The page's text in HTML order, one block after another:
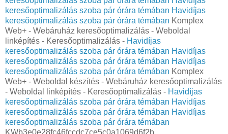
keresőoptimalizálás szoba pár órára témában Havidíjas
keresőoptimalizálás szoba pár órára témában Komplex
Web+ - Webáruház keresőoptimalizálás - Weboldal
linképítés - Keresőoptimalizálás - Havidíjas
keresőoptimalizálás szoba pár órára témában Havidíjas
keresőoptimalizálás szoba pár órára témában Havidíjas
keresőoptimalizálás szoba pár órára témában Komplex
Web+ - Weboldal készítés - Webáruház keresőoptimalizálás
- Weboldal linképítés - Keresőoptimalizálás - Havidíjas
keresőoptimalizálás szoba pár órára témában Havidíjas
keresőoptimalizálás szoba pár órára témában Havidíjas
keresőoptimalizálás szoba pár órára témában